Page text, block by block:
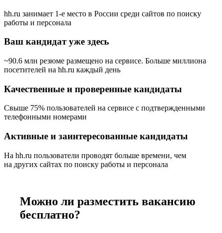
hh.ru занимает 1-е место в России среди сайтов по поиску
работы и персонала
Ваш кандидат уже здесь
~90.6 млн резюме размещено на сервисе. Больше миллиона
посетителей на hh.ru каждый день
Качественные и проверенные кандидаты
Свыше 75% пользователей на сервисе с подтвержденными
телефонными номерами
Активные и заинтересованные кандидаты
На hh.ru пользователи проводят больше времени, чем
на других сайтах по поиску работы и персонала
Можно ли разместить вакансию
бесплатно?